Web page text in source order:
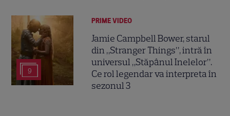
9
PRIME VIDEO
Jamie Campbell Bower, starul
din „Stranger Things”, intră în
universul „Stăpânul Inelelor”.
Ce rol legendar va interpreta în
sezonul 3